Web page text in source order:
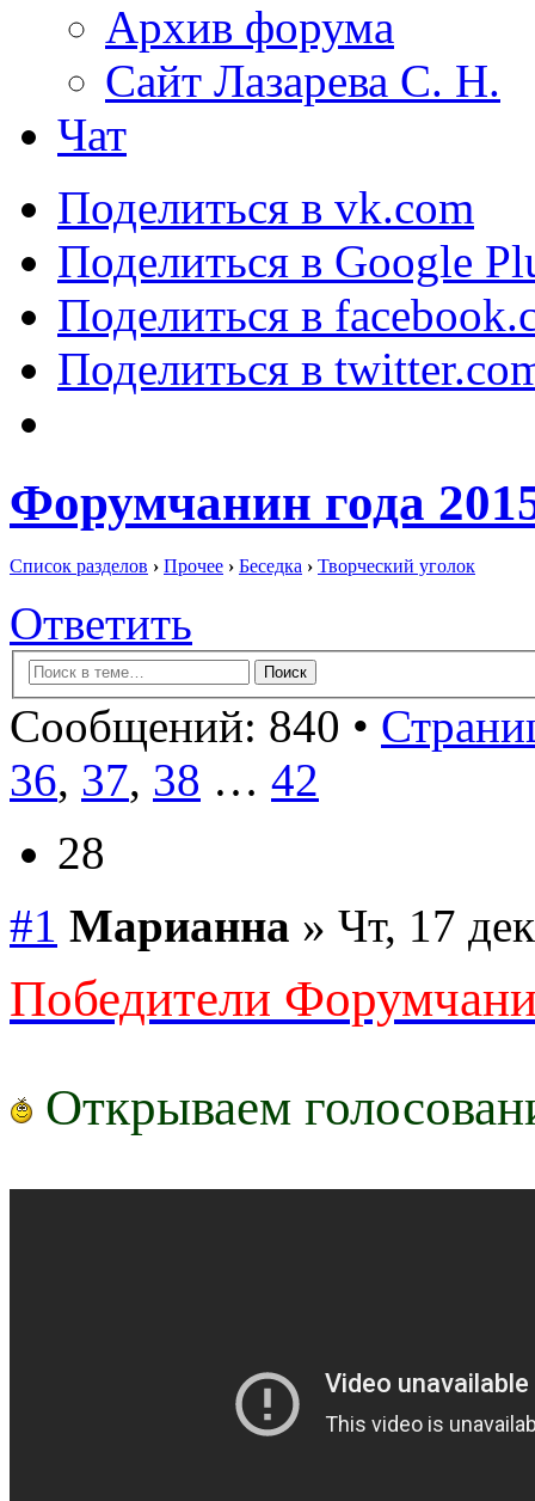
Архив форума
Сайт Лазарева С. Н.
Чат
Поделиться в vk.com
Поделиться в Google
Поделиться в
Поделиться в
Форумчанин года
Список разделов › Прочее › Беседка › Творческий уголок
Ответить
Сообщений: 840 •
36, 37, 38 … 42
28
#1 Марианна » Чт, 17
Победители
Открываем